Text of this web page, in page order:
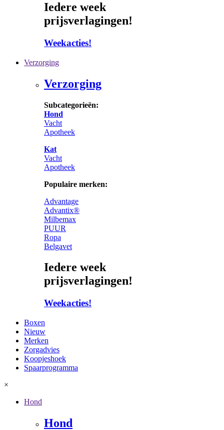
Iedere week
prijsverlagingen!
Weekacties!
Verzorging
Verzorging
Subcategorieën:
Hond
Vacht
Apotheek
Kat
Vacht
Apotheek
Populaire merken:
Advantage
Advantix®
Milbemax
PUUR
Ropa
Belgavet
Iedere week
prijsverlagingen!
Weekacties!
Boxen
Nieuw
Merken
Zorgadvies
Koopjeshoek
Spaarprogramma
×
Hond
Hond